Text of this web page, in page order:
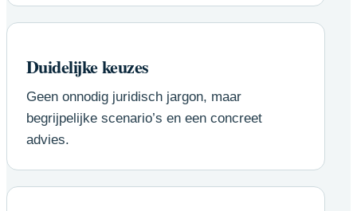
Duidelijke keuzes
Geen onnodig juridisch jargon, maar
begrijpelijke scenario’s en een concreet
advies.